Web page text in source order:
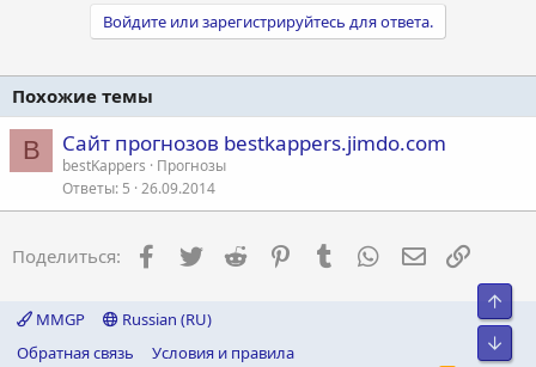
Войдите или зарегистрируйтесь для ответа.
Похожие темы
B Сайт прогнозов bestkappers.jimdo.com
bestKappers
Прогнозы
Ответы 5 26.09.2014
Поделиться: Facebook
Twitter Reddit PinterestTumblr WhatsApp
MMGP
Russian (RU)
Обратная связь
Условия и правила